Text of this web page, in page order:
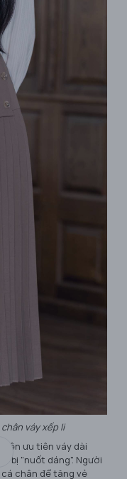
váy xếp li
nên ưu tiên váy dài
bị "nuốt dáng". Người
chân để tăng vẻ